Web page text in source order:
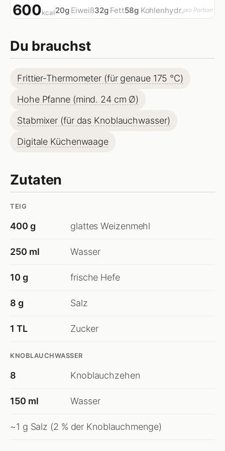
600kcal20g Eiweiß32g Fett58g Kohlenhydr.pro Portion
Du brauchst
Frittier-Thermometer (für genaue 175 °C)
Hohe Pfanne (mind. 24 cm Ø)
Stabmixer (für das Knoblauchwasser)
Digitale Küchenwaage
Zutaten
TEIG
400 g glattes Weizenmehl
250 ml Wasser
10 g frische Hefe
8 g Salz
1 TL Zucker
KNOBLAUCHWASSER
8 Knoblauchzehen
150 ml Wasser
~1 g Salz (2 % der Knoblauchmenge)